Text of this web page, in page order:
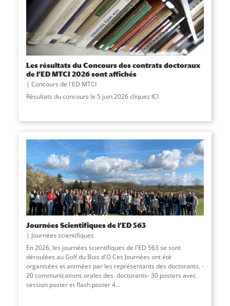
Les résultats du Concours des contrats doctoraux
de l’ED MTCI 2026 sont affichés
Concours de l'ED MTCI
Résultats du concours le 5 juin 2026 cliquez ICI
Journées Scientifiques de l’ED 563
Journées scientifiques
En 2026, les journées scientifiques de l'ED 563 se sont
déroulées au Golf du Bois d'O Ces Journées ont été
organisées et animées par les représentants des doctorants. -
20 communications orales des doctorants- 30 posters avec
session poster et ﬂash poster 4...